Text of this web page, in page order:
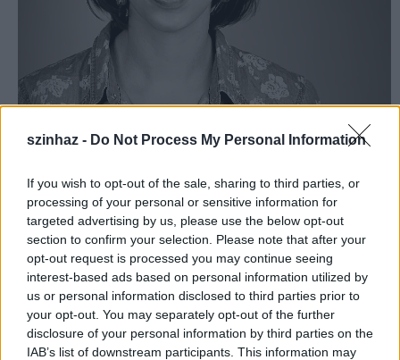
szinhaz - Do Not Process My Personal Information
If you wish to opt-out of the sale, sharing to third parties, or
processing of your personal or sensitive information for
targeted advertising by us, please use the below opt-out
section to confirm your selection. Please note that after your
opt-out request is processed you may continue seeing
interest-based ads based on personal information utilized by
us or personal information disclosed to third parties prior to
your opt-out. You may separately opt-out of the further
disclosure of your personal information by third parties on the
IAB’s list of downstream participants. This information may